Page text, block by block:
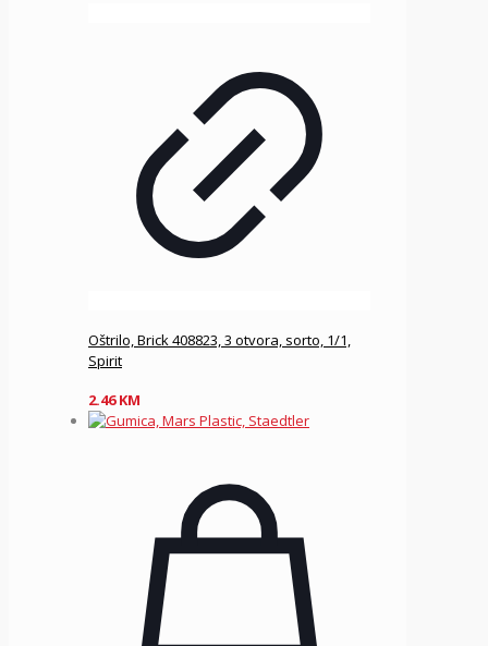
Oštrilo, Brick 408823, 3 otvora, sorto, 1/1,
Spirit
2.46KM